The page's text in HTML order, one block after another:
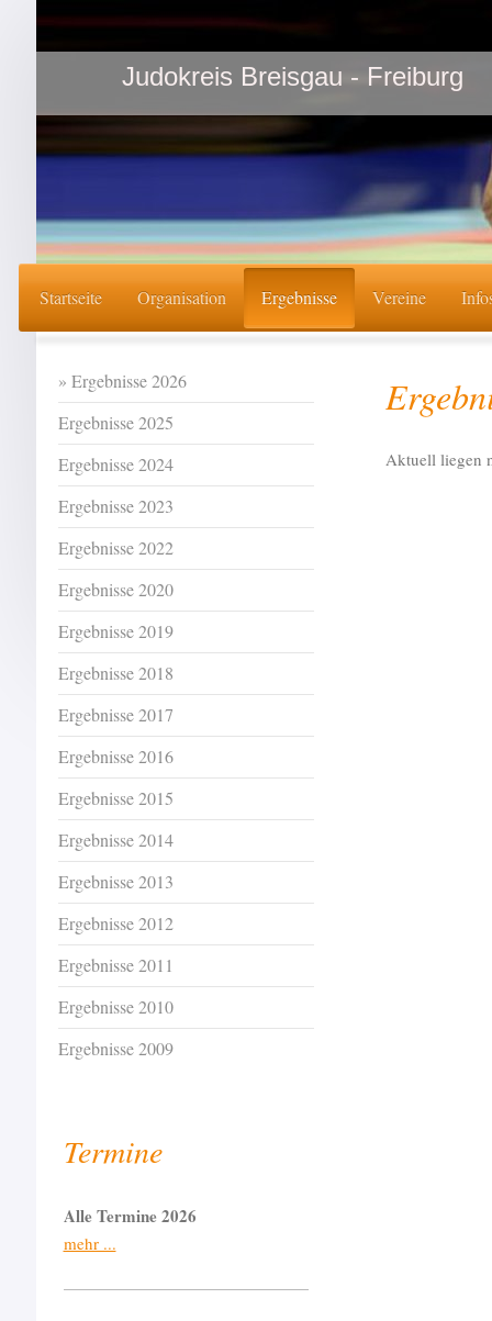
Judokreis Breisgau - Freiburg
Startseite Organisation Ergebnisse Vereine
Aktuell liegen
Ergebnisse 2026
Ergebnisse 2025
Ergebnisse 2024
Ergebnisse 2023
Ergebnisse 2022
Ergebnisse 2020
Ergebnisse 2019
Ergebnisse 2018
Ergebnisse 2017
Ergebnisse 2016
Ergebnisse 2015
Ergebnisse 2014
Ergebnisse 2013
Ergebnisse 2012
Ergebnisse 2011
Ergebnisse 2010
Ergebnisse 2009
Termine
Alle Termine 2026
mehr ...